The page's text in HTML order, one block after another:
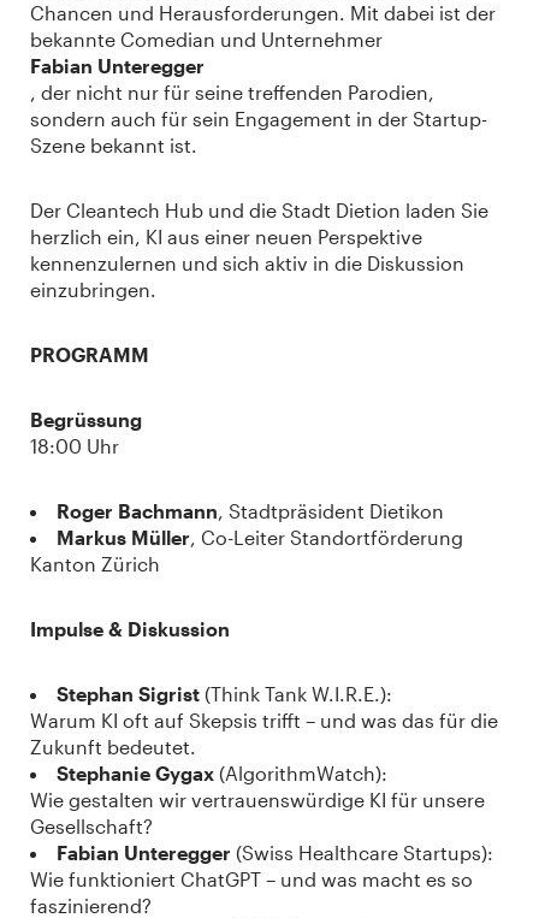
Chancen und Herausforderungen. Mit dabei ist der
bekannte Comedian und Unternehmer
Fabian Unteregger
, der nicht nur für seine treffenden Parodien,
sondern auch für sein Engagement in der Startup-
Szene bekannt ist.
Der Cleantech Hub und die Stadt Dietion laden Sie
herzlich ein, KI aus einer neuen Perspektive
kennenzulernen und sich aktiv in die Diskussion
einzubringen.
PROGRAMM
Begrüssung
18:00 Uhr
Roger Bachmann, Stadtpräsident Dietikon
Markus Müller, Co-Leiter Standortförderung
Kanton Zürich
Impulse & Diskussion
Stephan Sigrist (Think Tank W.I.R.E.):
Warum KI oft auf Skepsis trifft – und was das für die
Zukunft bedeutet.
Stephanie Gygax (AlgorithmWatch):
Wie gestalten wir vertrauenswürdige KI für unsere
Gesellschaft?
Fabian Unteregger (Swiss Healthcare Startups):
Wie funktioniert ChatGPT – und was macht es so
faszinierend?